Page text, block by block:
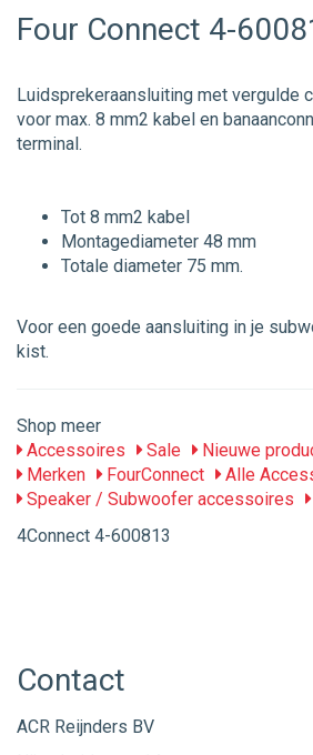
Four Connect 4-
Luidsprekeraansluiting met vergulde
voor max. 8 mm2 kabel en
terminal.
Tot 8 mm2 kabel
Montagediameter 48 mm
Totale diameter 75 mm.
Voor een goede aansluiting in je
kist.
Shop meer
Accessoires
Sale Nieuwe
Merken
FourConnect
Alle
Speaker / Subwoofer accessoires
4Connect 4-600813
Contact
ACR Reijnders BV